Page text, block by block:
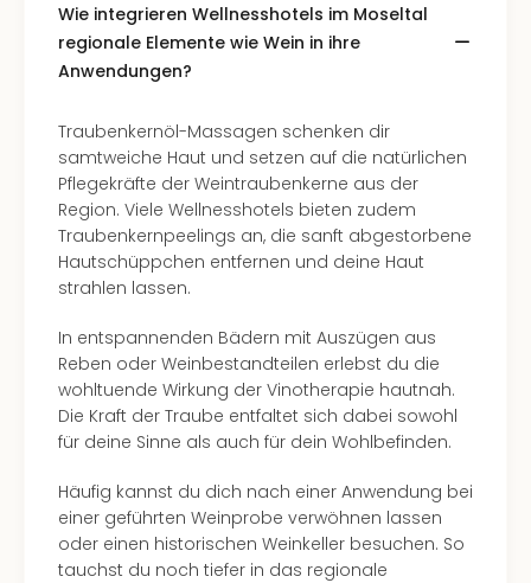
Wie integrieren Wellnesshotels im Moseltal
regionale Elemente wie Wein in ihre
Anwendungen?
Traubenkernöl-Massagen schenken dir
samtweiche Haut und setzen auf die natürlichen
Pflegekräfte der Weintraubenkerne aus der
Region. Viele Wellnesshotels bieten zudem
Traubenkernpeelings an, die sanft abgestorbene
Hautschüppchen entfernen und deine Haut
strahlen lassen.
In entspannenden Bädern mit Auszügen aus
Reben oder Weinbestandteilen erlebst du die
wohltuende Wirkung der Vinotherapie hautnah.
Die Kraft der Traube entfaltet sich dabei sowohl
für deine Sinne als auch für dein Wohlbefinden.
Häufig kannst du dich nach einer Anwendung bei
einer geführten Weinprobe verwöhnen lassen
oder einen historischen Weinkeller besuchen. So
tauchst du noch tiefer in das regionale